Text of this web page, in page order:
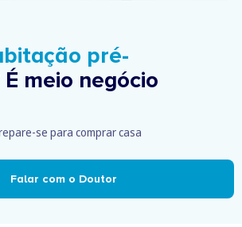
pré-
É meio negócio
se para comprar casa
Falar com o Doutor